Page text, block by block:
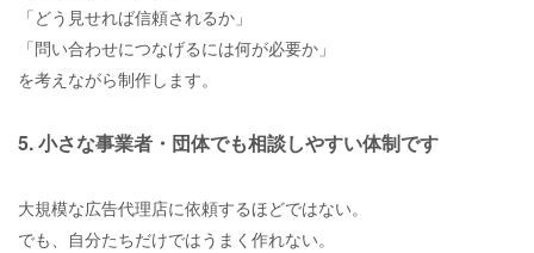
「どう見せれば信頼されるか」
「問い合わせにつなげるには何が必要か」
を考えながら制作します。
5. 小さな事業者・団体でも相談しやすい体制です
大規模な広告代理店に依頼するほどではない。
でも、自分たちだけではうまく作れない。